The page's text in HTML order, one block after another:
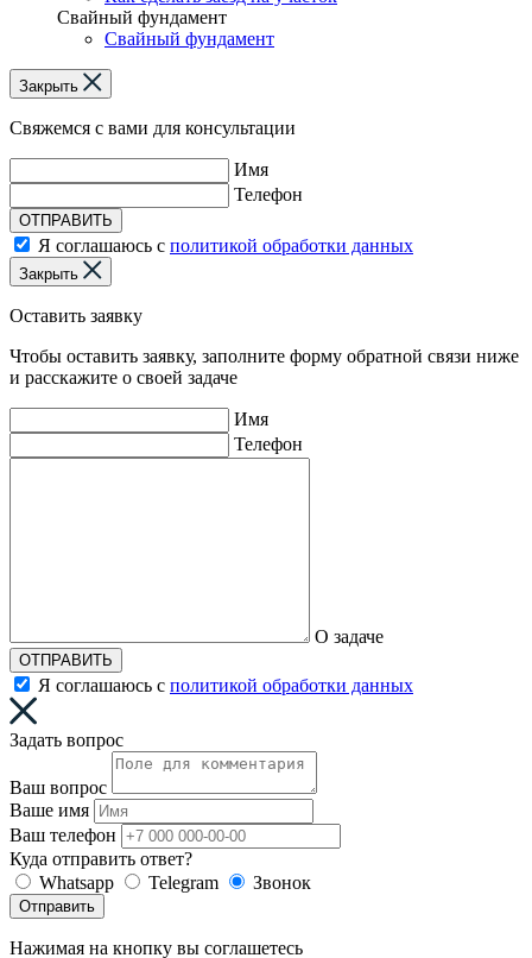
Свайный фундамент
Свайный фундамент
Закрыть
Свяжемся с вами для консультации
Имя
Телефон
ОТПРАВИТЬ
Я соглашаюсь с политикой обработки данных
Закрыть
Оставить заявку
Чтобы оставить заявку, заполните форму обратной связи ниже
и расскажите о своей задаче
Имя
Телефон
О задаче
ОТПРАВИТЬ
Я соглашаюсь с политикой обработки данных
Задать вопрос
Ваш вопрос
Ваше имя
Ваш телефон
Куда отправить ответ?
Whatsapp
Telegram Звонок
Отправить
Нажимая на кнопку вы соглашетесь